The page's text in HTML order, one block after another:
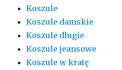
Koszule
Koszule damskie
Koszule długie
Koszule jeansowe
Koszule w kratę